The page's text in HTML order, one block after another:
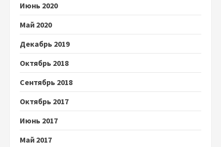
Июнь 2020
Май 2020
Декабрь 2019
Октябрь 2018
Сентябрь 2018
Октябрь 2017
Июнь 2017
Май 2017